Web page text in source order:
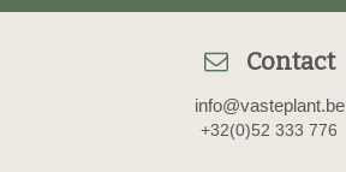
Contact
info@vasteplant.be
+32(0)52 333 776